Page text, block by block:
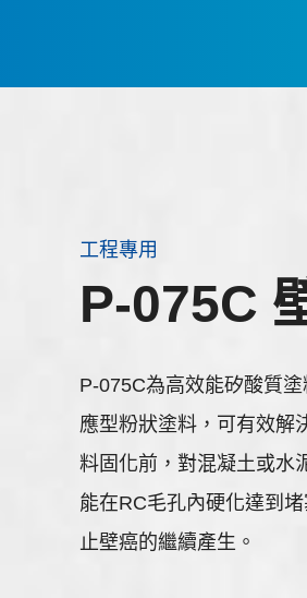
工程專用
P-075C
P-075C為高效能矽酸質
應型粉狀塗料，可有效解
料固化前，對混凝土或水
能在RC毛孔內硬化達到
止壁癌的繼續產生。